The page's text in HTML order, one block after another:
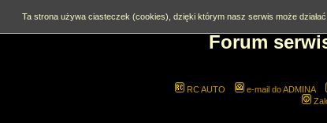
Forum
RC AUTO e-mail do ADMINA
Ta strona używa ciasteczek (cookies), dzięki którym nasz serwis może działać